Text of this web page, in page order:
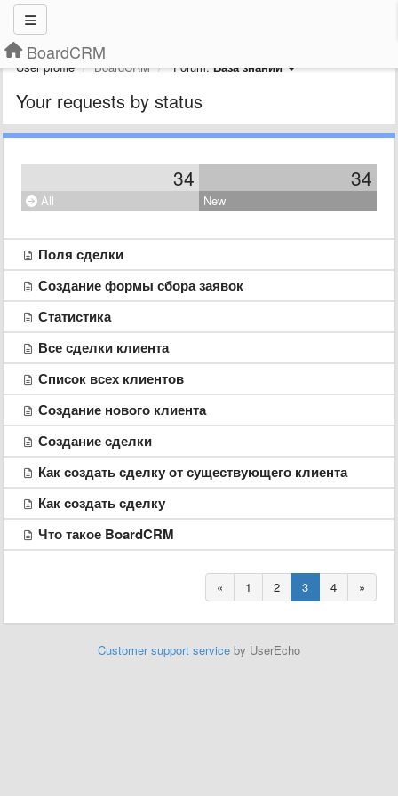
BoardCRM
User profile BoardCRM Forum:База знаний
Your requests by status
34 34
All New
Поля сделки
Создание формы сбора заявок
Статистика
Все сделки клиента
Список всех клиентов
Создание нового клиента
Создание сделки
Как создать сделку от существующего клиента
Как создать сделку
Что такое BoardCRM
« 1 2 3 4 »
Customer support service by UserEcho